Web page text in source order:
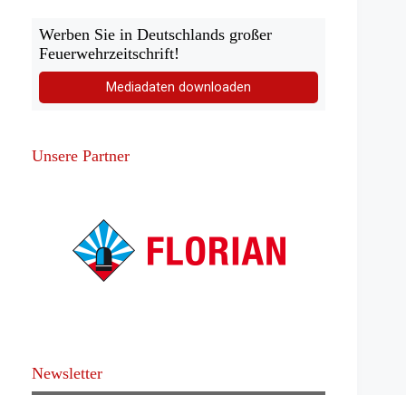
Werben Sie in Deutschlands großer
Feuerwehrzeitschrift!
Mediadaten downloaden
Unsere Partner
Newsletter